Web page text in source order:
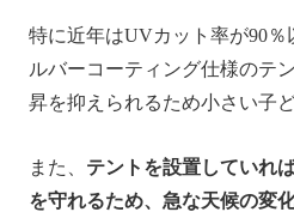
特に近年はUVカット率が90
ルバーコーティング仕様のテ
昇を抑えられるため小さい子
また、 テントを設置していれ
を守れるため、急な天候の変